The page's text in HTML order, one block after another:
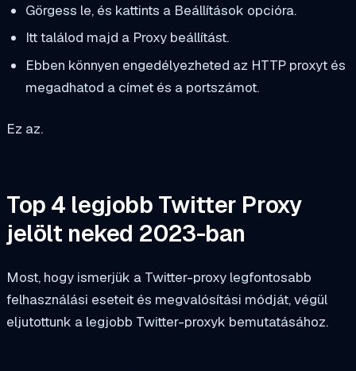
Görgess le, és kattints a Beállítások opcióra.
Itt találod majd a Proxy beállítást.
Ebben könnyen engedélyezheted az HTTP proxyt és
megadhatod a címet és a portszámot.
Ez az.
Top 4 legjobb Twitter Proxy
jelölt neked 2023-ban
Most, hogy ismerjük a Twitter-proxy legfontosabb
felhasználási eseteit és megvalósítási módját, végül
eljutottunk a legjobb Twitter-proxyk bemutatásához.